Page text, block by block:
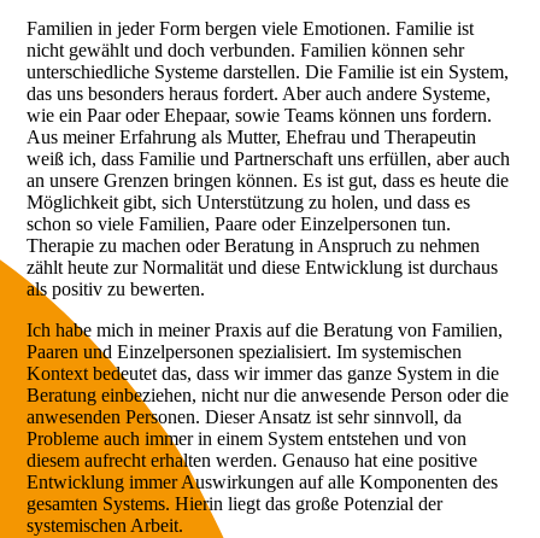
Familien in jeder Form bergen viele Emotionen. Familie ist
nicht gewählt und doch verbunden. Familien können sehr
unterschiedliche Systeme darstellen. Die Familie ist ein System,
das uns besonders heraus fordert. Aber auch andere Systeme,
wie ein Paar oder Ehepaar, sowie Teams können uns fordern.
Aus meiner Erfahrung als Mutter, Ehefrau und Therapeutin
weiß ich, dass Familie und Partnerschaft uns erfüllen, aber auch
an unsere Grenzen bringen können. Es ist gut, dass es heute die
Möglichkeit gibt, sich Unterstützung zu holen, und dass es
schon so viele Familien, Paare oder Einzelpersonen tun.
Therapie zu machen oder Beratung in Anspruch zu nehmen
zählt heute zur Normalität und diese Entwicklung ist durchaus
als positiv zu bewerten.
Ich habe mich in meiner Praxis auf die Beratung von Familien,
Paaren und Einzelpersonen spezialisiert. Im systemischen
Kontext bedeutet das, dass wir immer das ganze System in die
Beratung einbeziehen, nicht nur die anwesende Person oder die
anwesenden Personen. Dieser Ansatz ist sehr sinnvoll, da
Probleme auch immer in einem System entstehen und von
diesem aufrecht erhalten werden. Genauso hat eine positive
Entwicklung immer Auswirkungen auf alle Komponenten des
gesamten Systems. Hierin liegt das große Potenzial der
systemischen Arbeit.